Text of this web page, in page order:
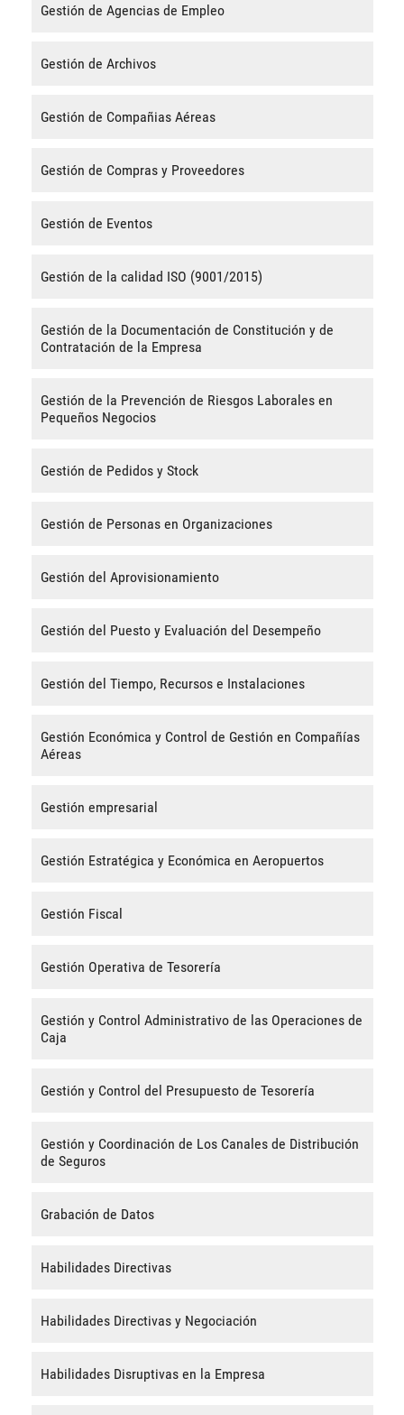
Gestión de Agencias de Empleo
Gestión de Archivos
Gestión de Compañias Aéreas
Gestión de Compras y Proveedores
Gestión de Eventos
Gestión de la calidad ISO (9001/2015)
Gestión de la Documentación de Constitución y de
Contratación de la Empresa
Gestión de la Prevención de Riesgos Laborales en
Pequeños Negocios
Gestión de Pedidos y Stock
Gestión de Personas en Organizaciones
Gestión del Aprovisionamiento
Gestión del Puesto y Evaluación del Desempeño
Gestión del Tiempo, Recursos e Instalaciones
Gestión Económica y Control de Gestión en Compañías
Aéreas
Gestión empresarial
Gestión Estratégica y Económica en Aeropuertos
Gestión Fiscal
Gestión Operativa de Tesorería
Gestión y Control Administrativo de las Operaciones de
Caja
Gestión y Control del Presupuesto de Tesorería
Gestión y Coordinación de Los Canales de Distribución
de Seguros
Grabación de Datos
Habilidades Directivas
Habilidades Directivas y Negociación
Habilidades Disruptivas en la Empresa